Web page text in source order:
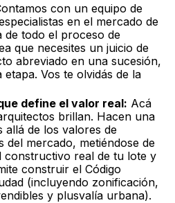
con un equipo de
en el mercado de
de todo el proceso de
que necesites un juicio de
abreviado en una sucesión,
Vos te olvidás de la
define el valor real: Acá
brillan. Hacen una
allá de los valores de
del mercado, metiéndose de
constructivo real de tu lote y
construir el Código
(incluyendo zonificación,
y plusvalía urbana).